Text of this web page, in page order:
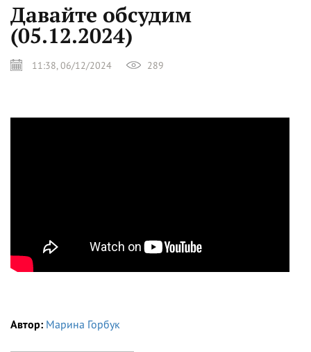
Давайте обсудим
(05.12.2024)
11:38, 06/12/2024 289
Автор: Марина Горбук